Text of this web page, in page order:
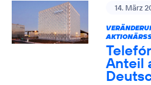
14. März
Anteil